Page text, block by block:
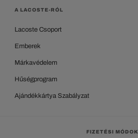
A LACOSTE-RÓL
Lacoste Csoport
Emberek
Márkavédelem
Hűségprogram
Ajándékkártya Szabályzat
FIZETÉSI MÓDOK